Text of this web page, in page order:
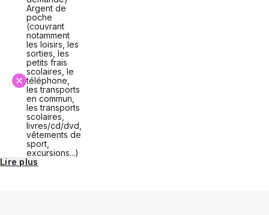
disposition.
dehors
des
heures
classe,
les
enfants
peuvent
compter
sur
présence
personnel
Argent de
poche
(couvrant
notamment
les loisirs, les
sorties, les
petits frais
scolaires, le
téléphone,
les transports
en commun,
les transports
scolaires,
livres/cd/dvd,
vêtements de
sport,
excursions...)
Lire plus